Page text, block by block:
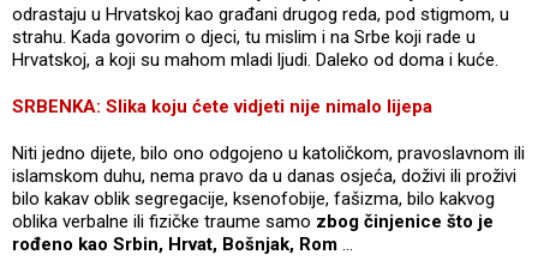
odrastaju u Hrvatskoj kao građani drugog reda, pod stigmom, u
strahu. Kada govorim o djeci, tu mislim i na Srbe koji rade u
Hrvatskoj, a koji su mahom mladi ljudi. Daleko od doma i kuće.
SRBENKA: Slika koju ćete vidjeti nije nimalo lijepa
Niti jedno dijete, bilo ono odgojeno u katoličkom, pravoslavnom ili
islamskom duhu, nema pravo da u danas osjeća, doživi ili proživi
bilo kakav oblik segregacije, ksenofobije, fašizma, bilo kakvog
oblika verbalne ili fizičke traume samo zbog činjenice što je
rođeno kao Srbin, Hrvat, Bošnjak, Rom ...